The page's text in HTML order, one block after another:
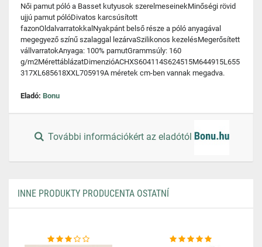
Női pamut póló a Basset kutyusok szerelmeseinekMinőségi rövid
ujjú pamut pólóDivatos karcsúsított
fazonOldalvarratokkalNyakpánt belső része a póló anyagával
megegyező színű szalaggal lezárvaSzilikonos kezelésMegerősített
vállvarratokAnyaga: 100% pamutGrammsúly: 160
g/m2MérettáblázatDimenzióACHXS604114S624515M644915L655
317XL685618XXL705919A méretek cm-ben vannak megadva.
Eladó: Bonu
További információkért az eladótól
INNE PRODUKTY PRODUCENTA OSTATNÍ